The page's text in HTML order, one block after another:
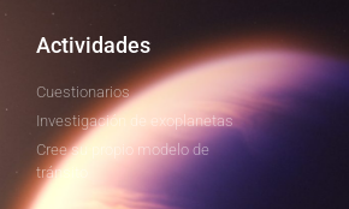
Actividades
Cuestionarios
Investigación de exoplanetas
Cree su propio modelo de
tránsito